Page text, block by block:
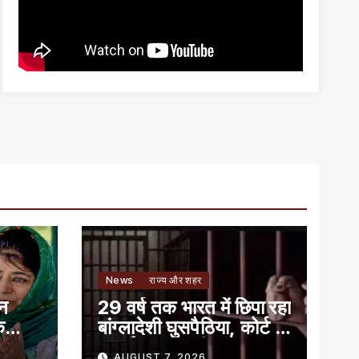
News राज्य और शहर
29 वर्ष तक भारत में छिपा रहा
बांग्लादेशी घुसपैठिया, कोर्ट ने
सुनाई 7 साल की सजा